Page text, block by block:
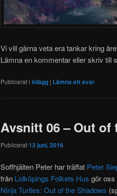
Vi vill gärna veta era tankar kring
Lämna en kommentar eller skriv till
Publicerat i inlägg | Lämna ett svar
Avsnitt 06 – Out of
Publicerat13 juni, 2016
Soffhjälten Peter har träffat Peter
från Lidköpings Folkets Hus gör oss
Ninja Turtles: Out of the Shadows